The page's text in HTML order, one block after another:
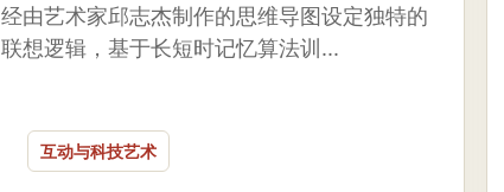
经由艺术家邱志杰制作的思维导图设定独特的
联想逻辑，基于长短时记忆算法训...
互动与科技艺术